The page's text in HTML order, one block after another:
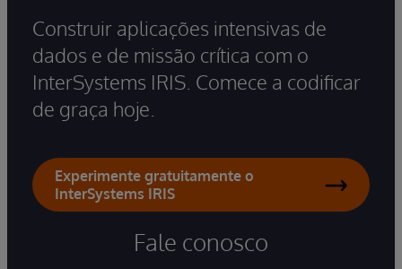
Construir aplicações intensivas de
dados e de missão crítica com o
InterSystems IRIS. Comece a codificar
de graça hoje.
Experimente gratuitamente o
InterSystems IRIS
Fale conosco